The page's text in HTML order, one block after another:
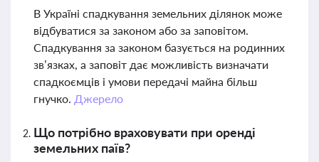
В Україні спадкування земельних ділянок може
відбуватися за законом або за заповітом.
Спадкування за законом базується на родинних
зв’язках, а заповіт дає можливість визначати
спадкоємців і умови передачі майна більш
гнучко. Джерело
Що потрібно враховувати при оренді
земельних паїв?